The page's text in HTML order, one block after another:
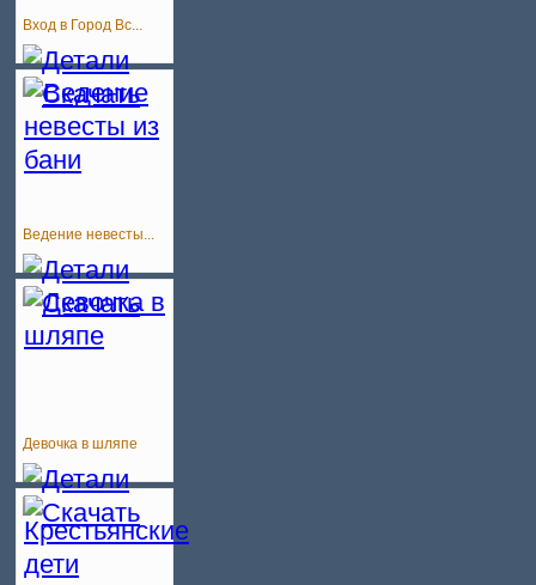
Вход в Город Вс...
Ведение невесты...
Девочка в шляпе